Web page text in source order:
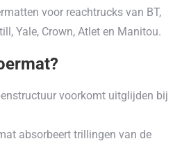
voor reachtrucks van BT,
Yale, Crown, Atlet en Manitou.
voorkomt uitglijden bij
absorbeert trillingen van de